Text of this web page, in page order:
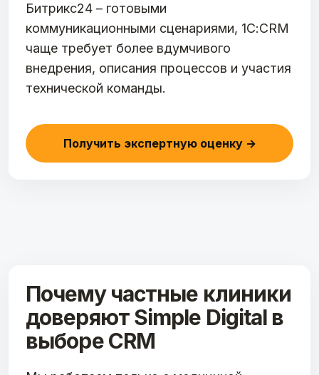
Битрикс24 – готовыми
коммуникационными сценариями, 1С:CRM
чаще требует более вдумчивого
внедрения, описания процессов и участия
технической команды.
Получить экспертную оценку →
Почему частные клиники
доверяют Simple Digital в
выборе CRM